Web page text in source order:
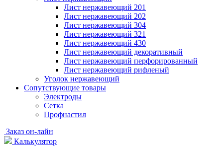
Лист нержавеющий 201
Лист нержавеющий 202
Лист нержавеющий 304
Лист нержавеющий 321
Лист нержавеющий 430
Лист нержавеющий декоративный
Лист нержавеющий перфорированный
Лист нержавеющий рифленый
Уголок нержавеющий
Cопутствующие товары
Электроды
Сетка
Профнастил
Заказ он-лайн
Калькулятор